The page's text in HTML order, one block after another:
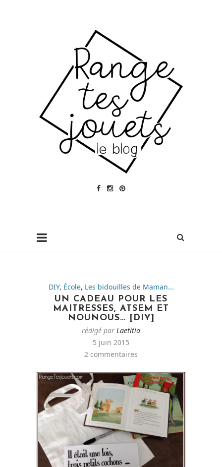
DIY, École, Les bidouilles de Maman...
UN CADEAU POUR LES
MAITRESSES, ATSEM ET
NOUNOUS… [DIY]
rédigé par Laetitia
5 juin 2015
2 commentaires